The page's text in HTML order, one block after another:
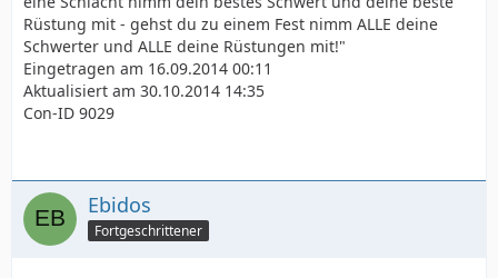
Rüstung mit - gehst du zu einem Fest nimm ALLE deine
Schwerter und ALLE deine Rüstungen mit!"
Eingetragen am 16.09.2014 00:11
Aktualisiert am 30.10.2014 14:35
Con-ID 9029
Ebidos
Fortgeschrittener